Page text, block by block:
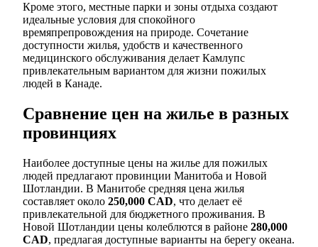
Кроме этого, местные парки и зоны отдыха создают
идеальные условия для спокойного
времяпрепровождения на природе. Сочетание
доступности жилья, удобств и качественного
медицинского обслуживания делает Камлупс
привлекательным вариантом для жизни пожилых
людей в Канаде.
Сравнение цен на жилье в разных
провинциях
Наиболее доступные цены на жилье для пожилых
людей предлагают провинции Манитоба и Новой
Шотландии. В Манитобе средняя цена жилья
составляет около 250,000 CAD, что делает её
привлекательной для бюджетного проживания. В
Новой Шотландии цены колеблются в районе 280,000
CAD, предлагая доступные варианты на берегу океана.